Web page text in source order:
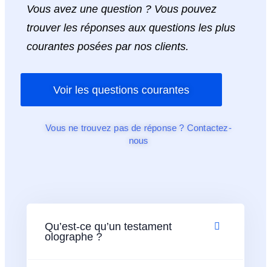
Vous avez une question ? Vous pouvez
trouver les réponses aux questions les plus
courantes posées par nos clients.
Voir les questions courantes
Vous ne trouvez pas de réponse ? Contactez-
nous
Qu’est-ce qu’un testament
olographe ?